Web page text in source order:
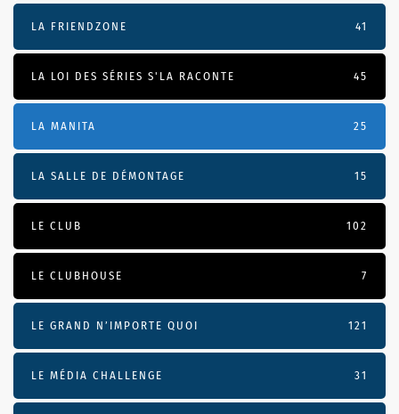
LA FRIENDZONE 41
LA LOI DES SÉRIES S'LA RACONTE 45
LA MANITA 25
LA SALLE DE DÉMONTAGE 15
LE CLUB 102
LE CLUBHOUSE 7
LE GRAND N’IMPORTE QUOI 121
LE MÉDIA CHALLENGE 31